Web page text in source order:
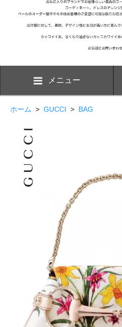
メニュー
ホーム > GUCCI > BAG